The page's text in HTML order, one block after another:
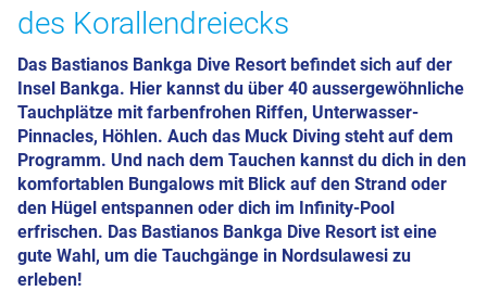
des Korallendreiecks
Das Bastianos Bankga Dive Resort befindet sich auf der
Insel Bankga. Hier kannst du über 40 aussergewöhnliche
Tauchplätze mit farbenfrohen Riffen, Unterwasser-
Pinnacles, Höhlen. Auch das Muck Diving steht auf dem
Programm. Und nach dem Tauchen kannst du dich in den
komfortablen Bungalows mit Blick auf den Strand oder
den Hügel entspannen oder dich im Infinity-Pool
erfrischen. Das Bastianos Bankga Dive Resort ist eine
gute Wahl, um die Tauchgänge in Nordsulawesi zu
erleben!